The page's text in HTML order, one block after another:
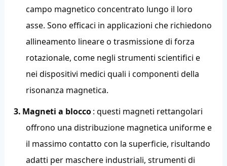
campo magnetico concentrato lungo il loro
asse. Sono efficaci in applicazioni che richiedono
allineamento lineare o trasmissione di forza
rotazionale, come negli strumenti scientifici e
nei dispositivi medici quali i componenti della
risonanza magnetica.
3. Magneti a blocco: questi magneti rettangolari
offrono una distribuzione magnetica uniforme e
il massimo contatto con la superficie, risultando
adatti per maschere industriali, strumenti di